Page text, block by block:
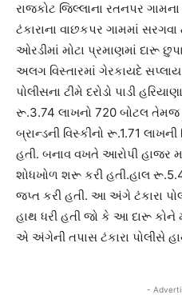
રાજકોટ જિલ્લાના રતનપર
ટંકારાના વાછકપર ગામમાં
ઓરડીમાં મોટા પ્રમાણમાં દારૂ
અલગ વિસ્તારમાં ગેરકાયદે
પોલીસના ટીમે દરોડો પાડી
રૂ.3.74 લાખનો 720 બોટલ તેમજ
બ્રાન્ડની વિસ્કીનો રૂ.1.71
હતી. બનાવ વખતે આરોપી હાજર
શોધખોળ શરૂ કરી હતી.હાલ
જપ્ત કરી હતી. આ અંગે ટંકારા
હાથ ધરી હતી જો કે આ દારૂ કોને
એ અંગેની તપાસ ટંકારા પોલીસે
-